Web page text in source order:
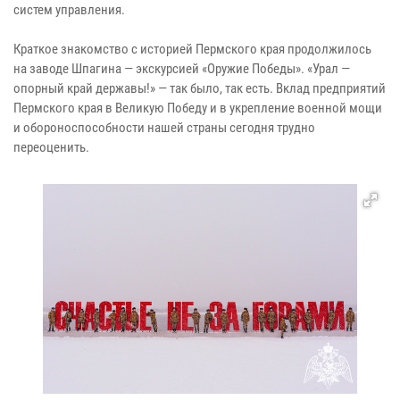
систем управления.
Краткое знакомство с историей Пермского края продолжилось
на заводе Шпагина — экскурсией «Оружие Победы». «Урал —
опорный край державы!» — так было, так есть. Вклад предприятий
Пермского края в Великую Победу и в укрепление военной мощи
и обороноспособности нашей страны сегодня трудно
переоценить.